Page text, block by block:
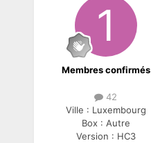
Membres confirmés
42
Ville : Luxembourg
Box : Autre
Version : HC3